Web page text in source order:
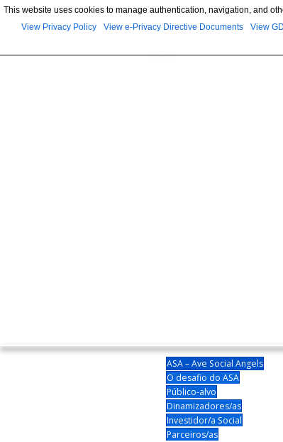
ASA – Ave Social Angels
O desafio do ASA
Público-alvo
Dinamizadores/as
Investidor/a Social
Parceiros/as
This website uses cookies to manage authentication, navigation, and
View Privacy Policy
View e-Privacy Directive Documents View